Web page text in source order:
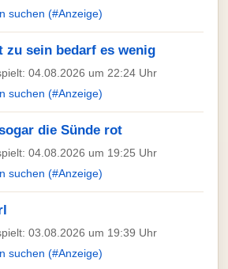
suchen (#Anzeige)
zu sein bedarf es wenig
04.08.2026 um 22:24 Uhr
suchen (#Anzeige)
die Sünde rot
04.08.2026 um 19:25 Uhr
suchen (#Anzeige)
03.08.2026 um 19:39 Uhr
suchen (#Anzeige)